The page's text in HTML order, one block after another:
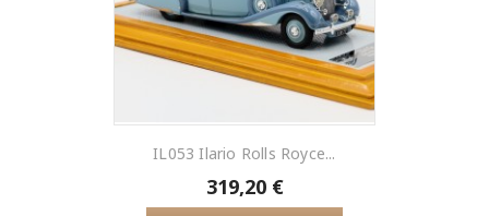
IL053 Ilario Rolls Royce...
319,20 €